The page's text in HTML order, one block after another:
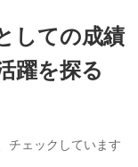
しての成績
躍を探る
チェックしています